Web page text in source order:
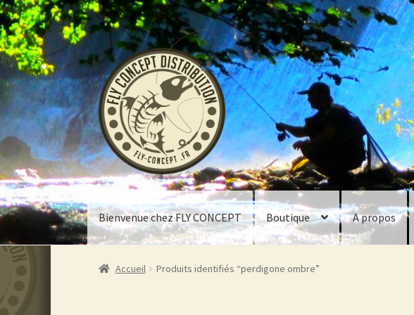
Aller
à
la
navigation
Aller
au
contenu
Bienvenue chez FLY CONCEPT Boutique A propos
Accueil Produits identifiés “perdigone ombre”